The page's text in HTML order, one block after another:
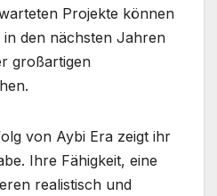
Projekte können
den nächsten Jahren
großartigen
von Aybi Era zeigt ihr
Ihre Fähigkeit, eine
realistisch und